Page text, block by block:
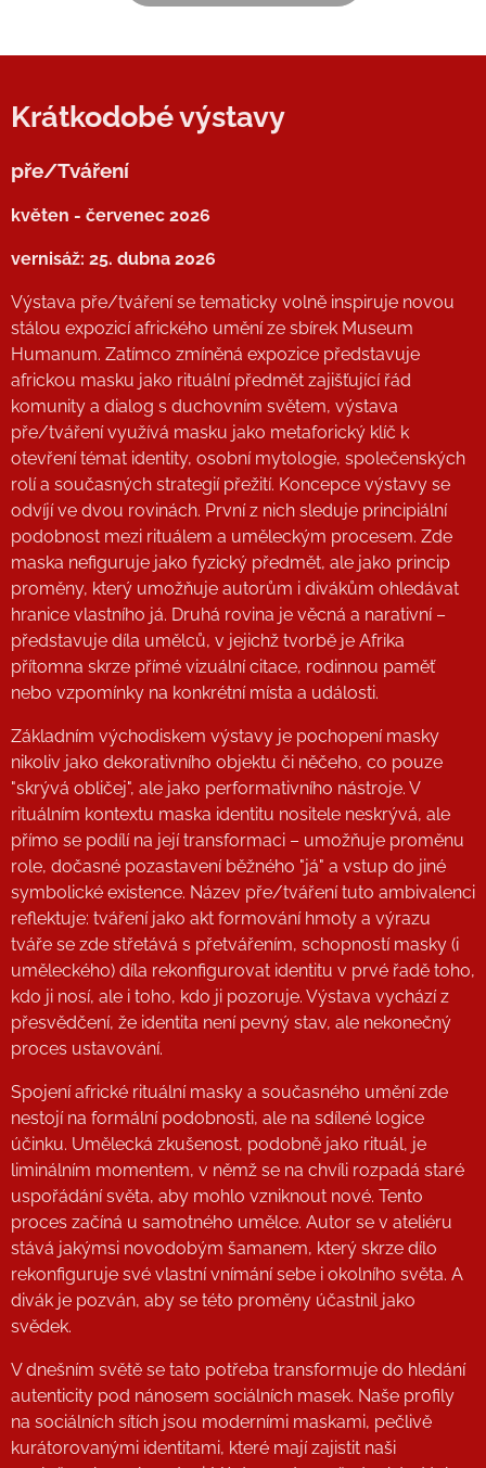
Krátkodobé výstavy
pře/Tváření
květen - červenec 2026
vernisáž: 25. dubna 2026
Výstava pře/tváření se tematicky volně inspiruje novou
stálou expozicí afrického umění ze sbírek Museum
Humanum. Zatímco zmíněná expozice představuje
africkou masku jako rituální předmět zajišťující řád
komunity a dialog s duchovním světem, výstava
pře/tváření využívá masku jako metaforický klíč k
otevření témat identity, osobní mytologie, společenských
rolí a současných strategií přežití. Koncepce výstavy se
odvíjí ve dvou rovinách. První z nich sleduje principiální
podobnost mezi rituálem a uměleckým procesem. Zde
maska nefiguruje jako fyzický předmět, ale jako princip
proměny, který umožňuje autorům i divákům ohledávat
hranice vlastního já. Druhá rovina je věcná a narativní –
představuje díla umělců, v jejichž tvorbě je Afrika
přítomna skrze přímé vizuální citace, rodinnou paměť
nebo vzpomínky na konkrétní místa a události.
Základním východiskem výstavy je pochopení masky
nikoliv jako dekorativního objektu či něčeho, co pouze
"skrývá obličej", ale jako performativního nástroje. V
rituálním kontextu maska identitu nositele neskrývá, ale
přímo se podílí na její transformaci – umožňuje proměnu
role, dočasné pozastavení běžného "já" a vstup do jiné
symbolické existence. Název pře/tváření tuto ambivalenci
reflektuje: tváření jako akt formování hmoty a výrazu
tváře se zde střetává s přetvářením, schopností masky (i
uměleckého) díla rekonfigurovat identitu v prvé řadě toho,
kdo ji nosí, ale i toho, kdo ji pozoruje. Výstava vychází z
přesvědčení, že identita není pevný stav, ale nekonečný
proces ustavování.
Spojení africké rituální masky a současného umění zde
nestojí na formální podobnosti, ale na sdílené logice
účinku. Umělecká zkušenost, podobně jako rituál, je
liminálním momentem, v němž se na chvíli rozpadá staré
uspořádání světa, aby mohlo vzniknout nové. Tento
proces začíná u samotného umělce. Autor se v ateliéru
stává jakýmsi novodobým šamanem, který skrze dílo
rekonfiguruje své vlastní vnímání sebe i okolního světa. A
divák je pozván, aby se této proměny účastnil jako
svědek.
V dnešním světě se tato potřeba transformuje do hledání
autenticity pod nánosem sociálních masek. Naše profily
na sociálních sítích jsou moderními maskami, pečlivě
kurátorovanými identitami, které mají zajistit naši